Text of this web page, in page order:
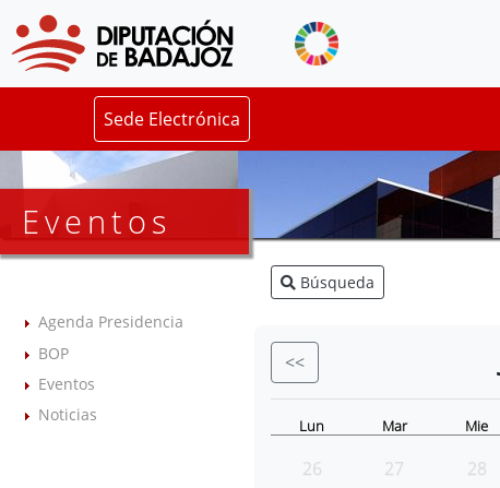
Sede Electrónica
Eventos
Agenda Presidencia
BOP
Eventos
Noticias
Búsqueda
<<
Lun Mar Mie
26 27 28